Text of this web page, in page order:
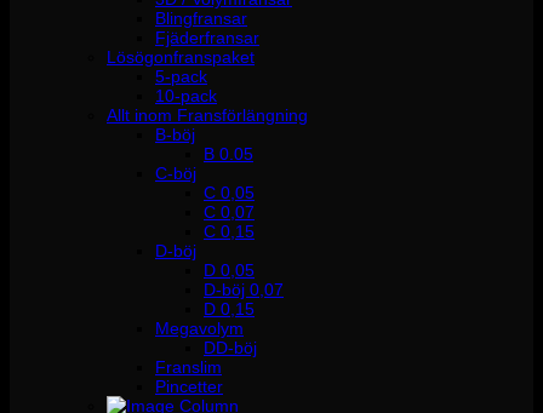
Blingfransar
Fjäderfransar
Lösögonfranspaket
5-pack
10-pack
Allt inom Fransförlängning
B-böj
B 0.05
C-böj
C 0,05
C 0,07
C 0,15
D-böj
D 0,05
D-böj 0,07
D 0,15
Megavolym
DD-böj
Franslim
Pincetter